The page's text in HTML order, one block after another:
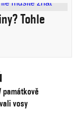
Tohle
památkově
vosy